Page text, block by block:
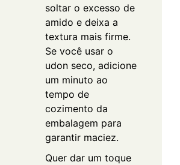
soltar o excesso de
amido e deixa a
textura mais firme.
Se você usar o
udon seco, adicione
um minuto ao
tempo de
cozimento da
embalagem para
garantir maciez.
Quer dar um toque